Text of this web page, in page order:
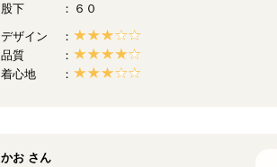
股下
６０
デザイン
品質
着心地
かお さん